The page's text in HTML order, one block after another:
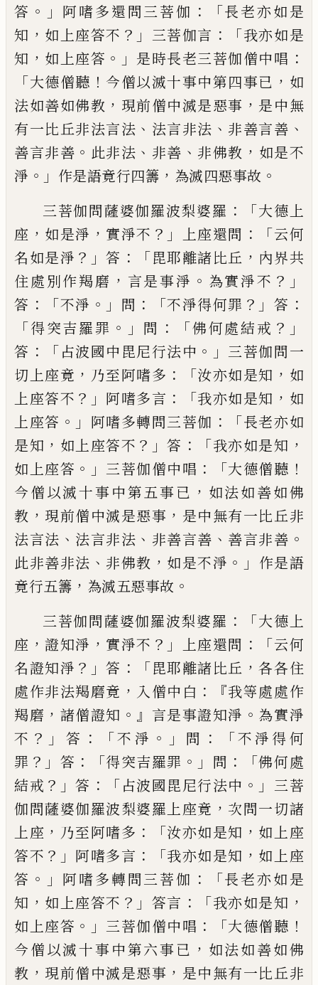
答 。」 阿嗜多還問三菩伽 ：「長老亦如是
知 ， 如上座答不 ？」 三菩伽言 ：「我亦如是
知 ， 如 上座答 。」 是時長老三菩伽僧中唱 ：
「大德僧聽 ！ 今僧以滅十事中第四事已 ， 如
法如善如佛教 ， 現前僧中滅是惡事 ， 是中無
有一比丘非法言法 、 法言非法 、 非善言善 、
善言非善 。 此非法 、 非善 、 非佛教 ， 如是不
淨 。」 作是語竟行四籌 ， 為滅四惡事故 。
三菩伽問薩婆伽羅波梨婆羅 ：「大德上
座 ， 如是淨 ， 實淨不 ？」 上座還問 ：「云何
名如是淨 ？」答 ：「毘耶離諸比丘 ， 內界共
住處 別作羯磨 ， 言是事淨 。 為實淨不 ？」
答 ：「不淨 。」 問 ：「不淨得何罪 ？」答 ：
「得突吉羅罪 。」 問 ：「佛何處結戒 ？」
答 ： 「占波國中毘尼行法中 。」 三菩伽問一
切上座竟 ， 乃至阿嗜多 ：「汝亦如是知 ， 如
上座答不 ？」 阿嗜多言 ：「我亦如是知 ， 如
上座答 。」 阿嗜多轉問三菩伽 ：「長老亦如
是知 ， 如上座答不 ？」答 ：「我亦如是知 ，
如上座答 。」 三菩伽僧中唱 ：「大德僧聽 ！
今僧以滅十事中第五事已 ， 如法如善如佛
教 ， 現前僧中滅是惡事 ， 是中無有一比丘非
法言法 、 法言非法 、 非善言善 、 善言非善 。
此非善非法 、 非佛教 ， 如是不淨 。」 作是語
竟行五籌 ， 為滅五惡事故 。
三菩伽問薩婆伽羅波梨婆羅 ：「大德上
座 ，證知淨 ， 實淨不 ？」 上座還問 ：「云何
名證知淨 ？」答 ：「毘耶離諸比丘 ，各各住
處作非法羯磨竟 ， 入僧中 白 ：『我等處處作
羯磨 ， 諸僧證知 。』 言是事證知淨 。 為實淨
不 ？」 答 ：「不淨 。」 問 ：「不淨得何
罪 ？」 答 ：「得突吉羅罪 。」 問 ：「佛何處
結戒 ？」答 ：「占波國毘尼行法中 。」 三菩
伽問薩婆伽羅波梨婆羅上座竟 ， 次問一切諸
上座 ， 乃至阿嗜多 ：「汝亦如是知 ， 如上座
答不 ？」 阿嗜多言 ：「我亦如是知 ， 如上座
答 。」 阿嗜多轉問三菩伽 ：「長老亦如是
知 ， 如上座答不 ？」 答言 ：「我亦如是知 ，
如上座答 。」 三菩伽僧中唱 ：「大德僧聽 ！
今僧以滅十事中第六事已 ， 如法如善如佛
教 ， 現前僧中滅是惡事 ， 是中無有一比丘非